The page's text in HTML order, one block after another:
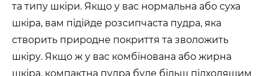
та типу шкіри. Якщо у вас нормальна або суха
шкіра, вам підійде розсипчаста пудра, яка
створить природне покриття та зволожить
шкіру. Якщо ж у вас комбінована або жирна
шкіра, компактна пудра буде більш підходящим